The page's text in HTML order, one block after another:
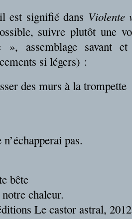
est signifié dans Violente
suivre plutôt une
», assemblage savant
si légers) :
des murs à la trompette
pas.
bête
chaleur.
Le castor astral,